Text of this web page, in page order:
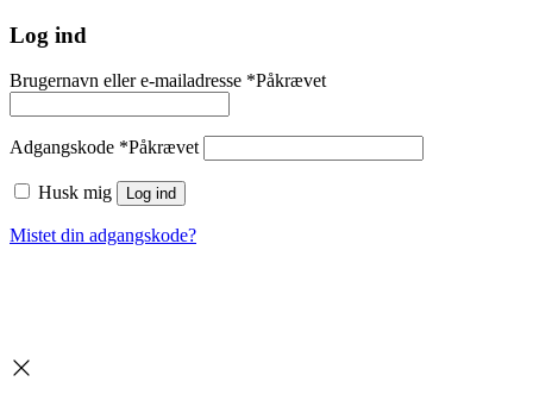
Log ind
Brugernavn eller e-mailadresse *Påkrævet
Adgangskode *Påkrævet
Husk mig Log ind
Mistet din adgangskode?